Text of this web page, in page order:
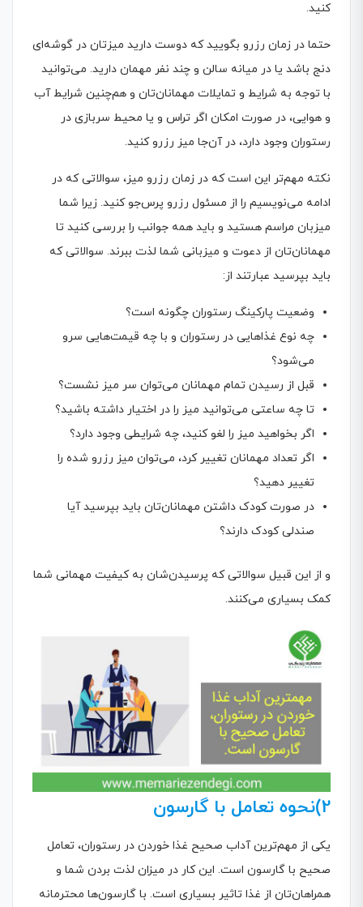
کنید.
حتما در زمان رزرو بگویید که دوست دارید میزتان در گوشه‌ای
دنج باشد یا در میانه سالن و چند نفر مهمان دارید. می‌توانید
با توجه به شرایط و تمایلات مهمانان‌تان و هم‌چنین شرایط آب
و هوایی، در صورت امکان اگر تراس و یا محیط سربازی در
رستوران وجود دارد، در آن‌جا میز رزرو کنید.
نکته مهم‌تر این است که در زمان رزرو میز، سوالاتی که در
ادامه می‌نویسیم را از مسئول رزرو پرس‌جو کنید. زیرا شما
میزبان مراسم هستید و باید همه جوانب را بررسی کنید تا
مهمانان‌تان از دعوت و میزبانی شما لذت ببرند. سوالاتی که
باید بپرسید عبارتند از:
وضعیت پارکینگ رستوران چگونه است؟
چه نوع غذاهایی در رستوران و با چه قیمت‌هایی سرو
می‌شود؟
قبل از رسیدن تمام مهمانان می‌توان سر میز نشست؟
تا چه ساعتی می‌توانید میز را در اختیار داشته باشید؟
اگر بخواهید میز را لغو کنید، چه شرایطی وجود دارد؟
اگر تعداد مهمانان تغییر کرد، می‌توان میز رزرو شده را
تغییر دهید؟
در صورت کودک داشتن مهمانان‌تان باید بپرسید آیا
صندلی کودک دارند؟
و از این قبیل سوالاتی که پرسیدن‌شان به کیفیت مهمانی شما
کمک بسیاری می‌کنند.
2)نحوه تعامل با گارسون
یکی از مهم‌ترین آداب صحیح غذا خوردن در رستوران، تعامل
صحیح با گارسون است. این کار در میزان لذت بردن شما و
همراهان‌تان از غذا تاثیر بسیاری است. با گارسون‌ها محترمانه